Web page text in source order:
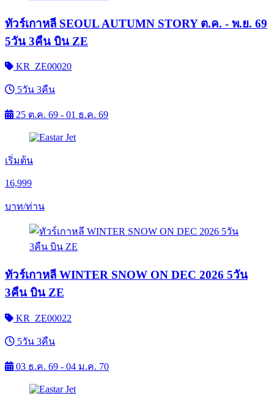
ทัวร์เกาหลี SEOUL AUTUMN STORY ต.ค. - พ.ย. 69
5วัน 3คืน บิน ZE
KR_ZE00020
5วัน 3คืน
25 ต.ค. 69 - 01 ธ.ค. 69
เริ่มต้น
16,999
บาท/ท่าน
ทัวร์เกาหลี WINTER SNOW ON DEC 2026 5วัน
3คืน บิน ZE
KR_ZE00022
5วัน 3คืน
03 ธ.ค. 69 - 04 ม.ค. 70